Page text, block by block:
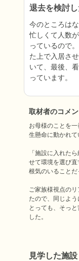
退去を検討
今のところは
忙しくて人数
っているので
た上で入居さ
いて、最後、
っています。
取材者のコメン
お母様のことを
生懸命に動かれて
「施設に入れた
せて環境を選び
根気のいることだ
ご家族様視点の
たので、同じよ
とっても、そっ
した。
見学した施設